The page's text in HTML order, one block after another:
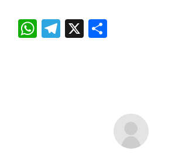
WhatsApp
Telegram
X Condividi